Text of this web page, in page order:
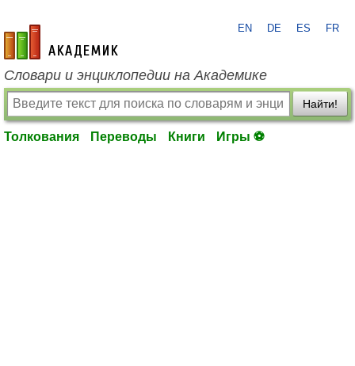
academic.ru
EN DE ES FR
Словари и энциклопедии на Академике
Найти!
Толкования Переводы Книги Игры ⚽